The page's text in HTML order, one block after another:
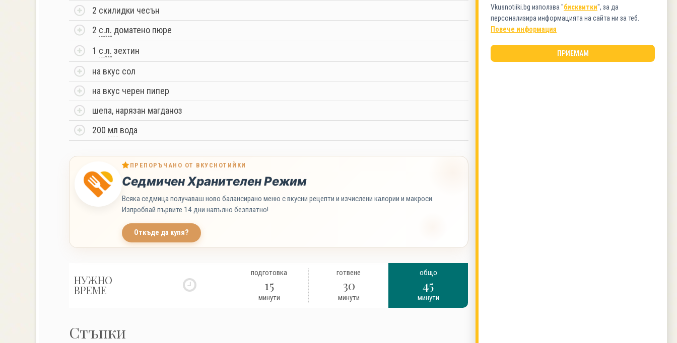
2 скилидки чесън
2 с.л. доматено пюре
1 с.л. зехтин
на вкус сол
на вкус черен пипер
шепа, нарязан магданоз
200 мл вода
ПРЕПОРЪЧАНО ОТ ВКУСНОТИЙКИ
Седмичен Хранителен Режим
Всяка седмица получаваш ново балансирано меню с вкусни рецепти и изчислени калории и макроси.
Изпробвай първите 14 дни напълно безплатно!
Откъде да купя?
НУЖНО
ВРЕМЕ
подготовка
15
минути
готвене
30
минути
общо
45
минути
Стъпки
КАТЕГОРИЯ
Обяд
Vkusnotiiki.bg използва "бисквитки", за да
персонализира информацията на сайта ни за теб.
Повече информация
ПРИЕМАМ